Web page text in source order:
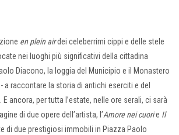
en plein airdei celeberrimi cippi e delle stele
nei luoghi più significativi della cittadina
Diacono, la loggia del Municipio e il Monastero
a raccontare la storia di antichi eserciti e del
ancora, per tutta l’estate, nelle ore serali, ci sarà
di due opere dell’artista, l’Amore nei cuorie Il
di due prestigiosi immobili in Piazza Paolo